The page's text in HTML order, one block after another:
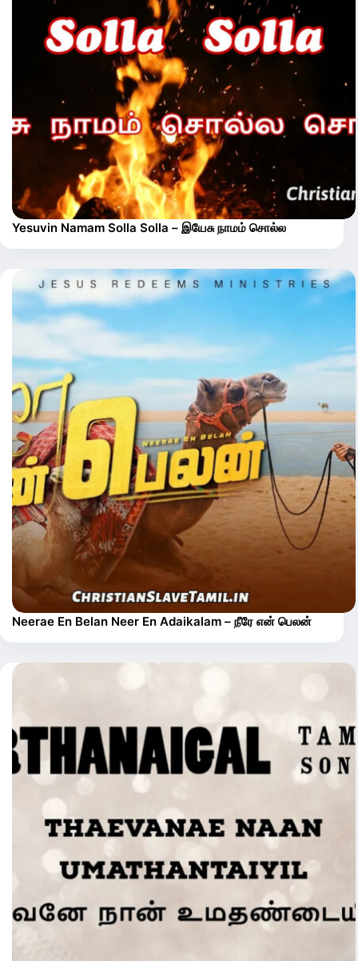
Yesuvin Namam Solla Solla – இயேசு நாமம் சொல்ல
Neerae En Belan Neer En Adaikalam – நீரே என் பெலன்